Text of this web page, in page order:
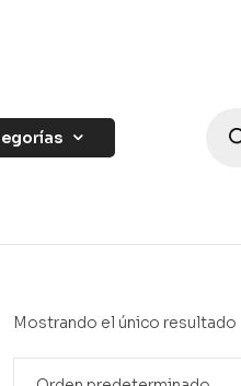
Mostrando el único resultado